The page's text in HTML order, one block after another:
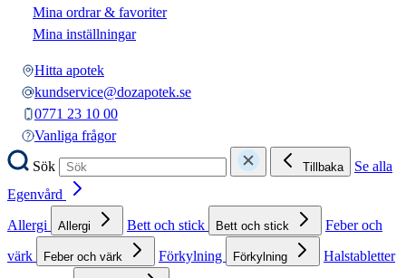
Mina ordrar & favoriter
Mina inställningar
Hitta apotek
kundservice@dozapotek.se
0771 23 10 00
Vanliga frågor
Sök
Tillbaka
Se alla
Egenvård
Allergi
Allergi Bett och stick Bett och stick
Feber och
värk
Feber och värk Förkylning Förkylning
Halstabletter